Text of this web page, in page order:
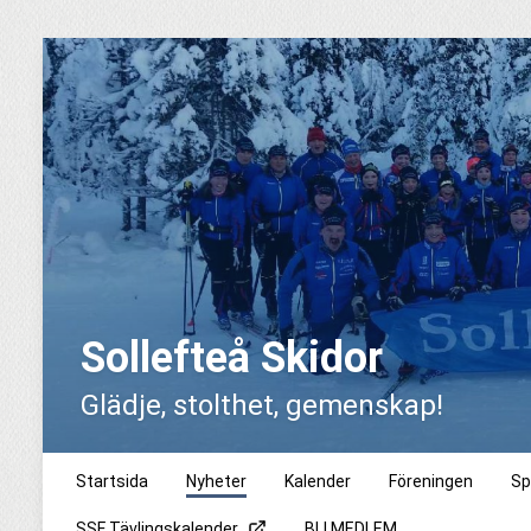
Sollefteå Skidor
Glädje, stolthet, gemenskap!
Startsida Nyheter Kalender Föreningen